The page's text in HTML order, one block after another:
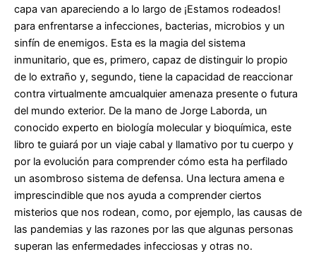
capa van apareciendo a lo largo de ¡Estamos rodeados!
para enfrentarse a infecciones, bacterias, microbios y un
sinfín de enemigos. Esta es la magia del sistema
inmunitario, que es, primero, capaz de distinguir lo propio
de lo extraño y, segundo, tiene la capacidad de reaccionar
contra virtualmente amcualquier amenaza presente o futura
del mundo exterior. De la mano de Jorge Laborda, un
conocido experto en biología molecular y bioquímica, este
libro te guiará por un viaje cabal y llamativo por tu cuerpo y
por la evolución para comprender cómo esta ha perfilado
un asombroso sistema de defensa. Una lectura amena e
imprescindible que nos ayuda a comprender ciertos
misterios que nos rodean, como, por ejemplo, las causas de
las pandemias y las razones por las que algunas personas
superan las enfermedades infecciosas y otras no.